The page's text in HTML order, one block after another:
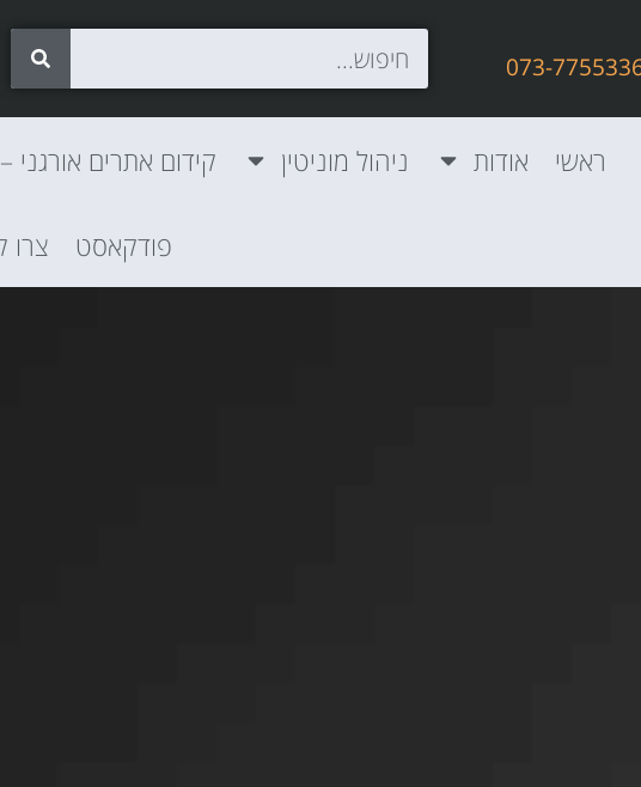
ראשי אודות ניהול מוניטין קידום אתרים אורגני – SEO
פודקאסט צרו